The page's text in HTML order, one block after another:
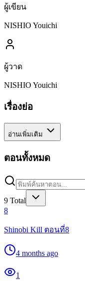
ผู้เขียน
NISHIO Youichi
ผู้วาด
NISHIO Youichi
เรื่องย่อ
อ่านเพิ่มเติม
ตอนทั้งหมด
9 Total
8
Shinobi Kill ตอนที่8
4 months ago
1